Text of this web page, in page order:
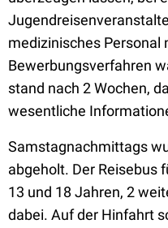
medizinisches Personal
Bewerbungsverfahren
stand nach 2 Wochen,
wesentliche
Samstagnachmittags
abgeholt. Der Reisebus
13 und 18 Jahren, 2
dabei. Auf der Hinfahrt